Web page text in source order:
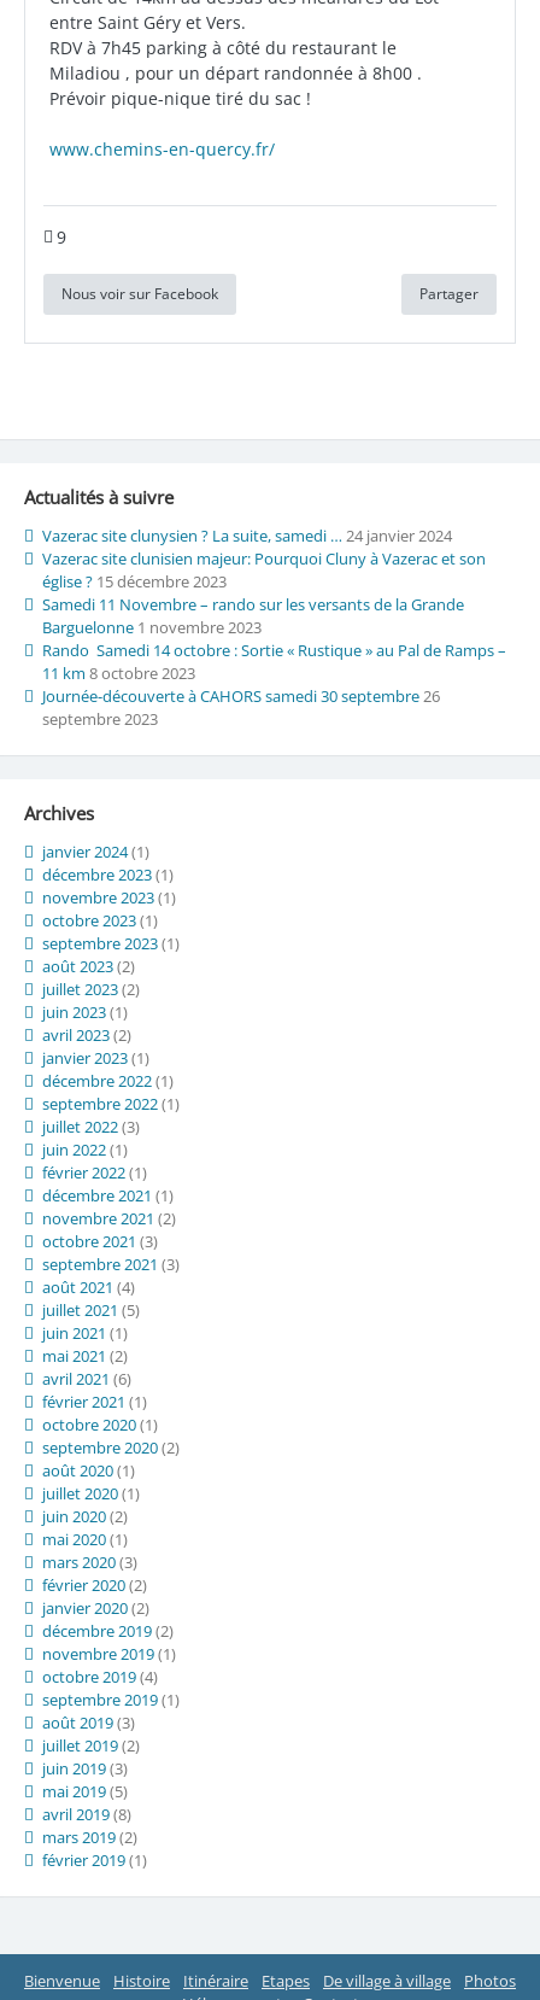
entre Saint Géry et Vers.
RDV à 7h45 parking à côté du restaurant le
Miladiou , pour un départ randonnée à 8h00 .
Prévoir pique-nique tiré du sac !
www.chemins-en-quercy.fr/
9
Nous voir sur Facebook Partager
Actualités à suivre
Vazerac site clunysien ? La suite, samedi … 24 janvier 2024
Vazerac site clunisien majeur: Pourquoi Cluny à Vazerac et son
église ? 15 décembre 2023
Samedi 11 Novembre – rando sur les versants de la Grande
Barguelonne 1 novembre 2023
Rando Samedi 14 octobre : Sortie « Rustique » au Pal de Ramps –
11 km 8 octobre 2023
Journée-découverte à CAHORS samedi 30 septembre26
septembre 2023
Archives
janvier 2024(1)
décembre 2023(1)
novembre 2023(1)
octobre 2023(1)
septembre 2023(1)
août 2023(2)
juillet 2023(2)
juin 2023(1)
avril 2023(2)
janvier 2023(1)
décembre 2022(1)
septembre 2022(1)
juillet 2022(3)
juin 2022(1)
février 2022(1)
décembre 2021 (1)
novembre 2021 (2)
octobre 2021 (3)
septembre 2021 (3)
août 2021 (4)
juillet 2021 (5)
juin 2021 (1)
mai 2021 (2)
avril 2021 (6)
février 2021 (1)
octobre 2020(1)
septembre 2020(2)
août 2020(1)
juillet 2020(1)
juin 2020(2)
mai 2020(1)
mars 2020(3)
février 2020(2)
janvier 2020(2)
décembre 2019(2)
novembre 2019(1)
octobre 2019(4)
septembre 2019(1)
août 2019(3)
juillet 2019(2)
juin 2019(3)
mai 2019(5)
avril 2019(8)
mars 2019(2)
février 2019(1)
Bienvenue Histoire Itinéraire Etapes De village à village
Photos